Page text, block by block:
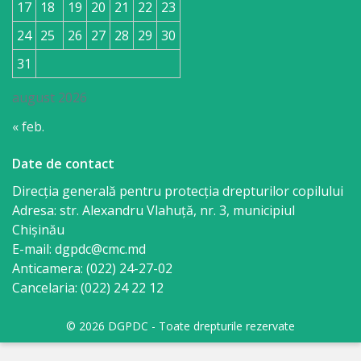
august 2026
17 18 19 20 21 22 23
24 25 26 27 28 29 30
31
« feb.
Date de contact
Direcția generală pentru protecția drepturilor copilului
Adresa: str. Alexandru Vlahuţă, nr. 3, municipiul
Chişinău
E-mail: dgpdc@cmc.md
Anticamera: (022) 24-27-02
Cancelaria: (022) 24 22 12
© 2026 DGPDC - Toate drepturile rezervate